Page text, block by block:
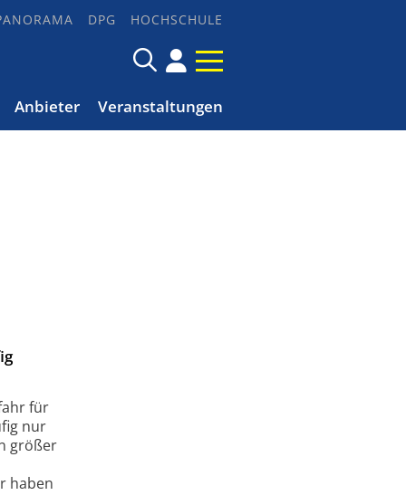
DPG HOCHSCHULE
Anbieter Veranstaltungen
für
nur
größer
haben